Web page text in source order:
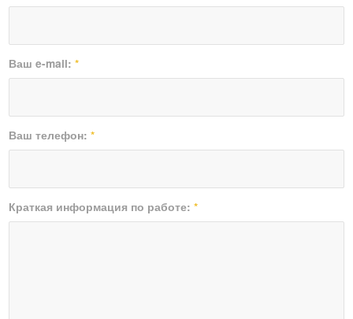
Ваш e-mail:*
Ваш телефон:*
Краткая информация по работе:*